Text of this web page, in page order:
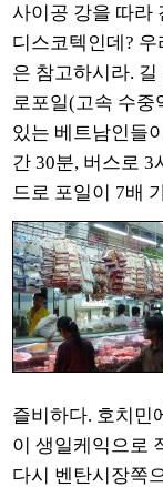
사이공 강을 따라
디스코텍인데?
은 참고하시라.
로포일(고속 수중
있는 베트남인들
간 30분, 버스로
드로 포일이 7배
즐비하다. 호치민
이 생일케익으로
다시 벤탄시장쪽